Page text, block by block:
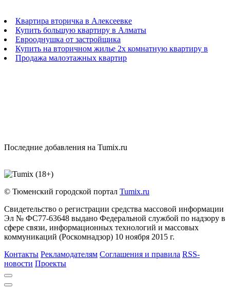
Квартира вторичка в Алексеевке
Купить большую квартиру в Алматы
Еврооднушка от застройщика
Купить на вторичном жилье 2х комнатную квартиру в
Продажа малоэтажных квартир
Последние добавления на Tumix.ru
© Тюменский городской портал Tumix.ru
Свидетельство о регистрации средства массовой информации
Эл № ФС77-63648 выдано Федеральной службой по надзору в
сфере связи, информационных технологий и массовых
коммуникаций (Роскомнадзор) 10 ноября 2015 г.
Контакты Рекламодателям Соглашения и правила RSS-
новости Проекты